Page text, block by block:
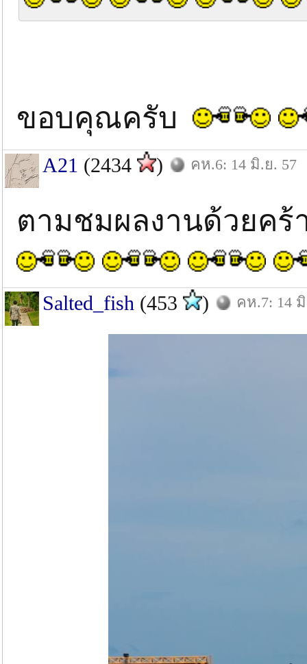
ขอบคุณครับ
A21 (2434 ) คห.6: 14 มิ.ย. 57
ตามชมผลงานด้วยค
Salted_fish (453 ) คห.7: 14